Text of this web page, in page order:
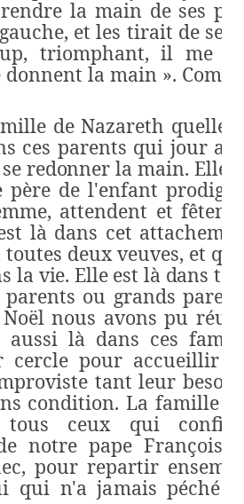
la main de ses
et les tirait de ses
triomphant, il me
donnent la main ».
de Nazareth quelle
ces parents qui jour
redonner la main. Elle
père de l'enfant
attendent et
là dans cet
deux veuves, et qui
la vie. Elle est là dans
parents ou grands
nous avons pu
aussi là dans ces
cercle pour accueillir
tant leur
condition. La famille
tous ceux qui
notre pape
pour repartir
qui n'a jamais péché